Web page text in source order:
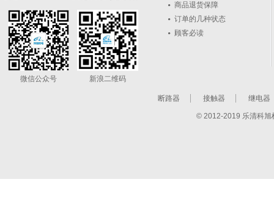
微信公众号 新浪二维码
商品退货保障
订单的几种状态
顾客必读
断路器 接触器 继电器
© 2012-2019 乐清科旭